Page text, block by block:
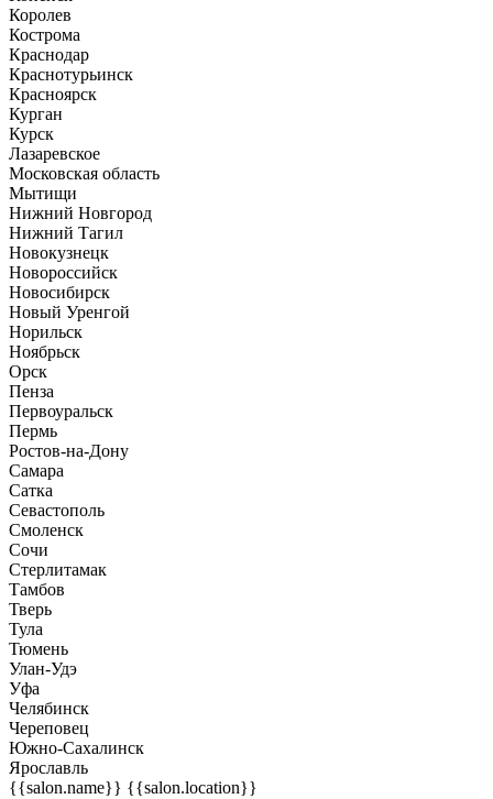
Королев
Кострома
Краснодар
Краснотурьинск
Красноярск
Курган
Курск
Лазаревское
Московская область
Мытищи
Нижний Новгород
Нижний Тагил
Новокузнецк
Новороссийск
Новосибирск
Новый Уренгой
Норильск
Ноябрьск
Орск
Пенза
Первоуральск
Пермь
Ростов-на-Дону
Самара
Сатка
Севастополь
Смоленск
Сочи
Стерлитамак
Тамбов
Тверь
Тула
Тюмень
Улан-Удэ
Уфа
Челябинск
Череповец
Южно-Сахалинск
Ярославль
{{salon.name}} {{salon.location}}